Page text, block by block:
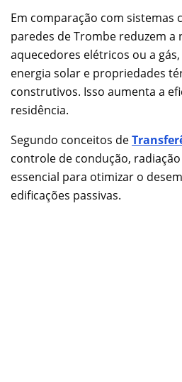
Em comparação com sistemas
paredes de Trombe reduzem a
aquecedores elétricos ou a
energia solar e propriedades
construtivos. Isso aumenta a
residência.
Segundo conceitos de
controle de condução,
essencial para otimizar o
edificações passivas.